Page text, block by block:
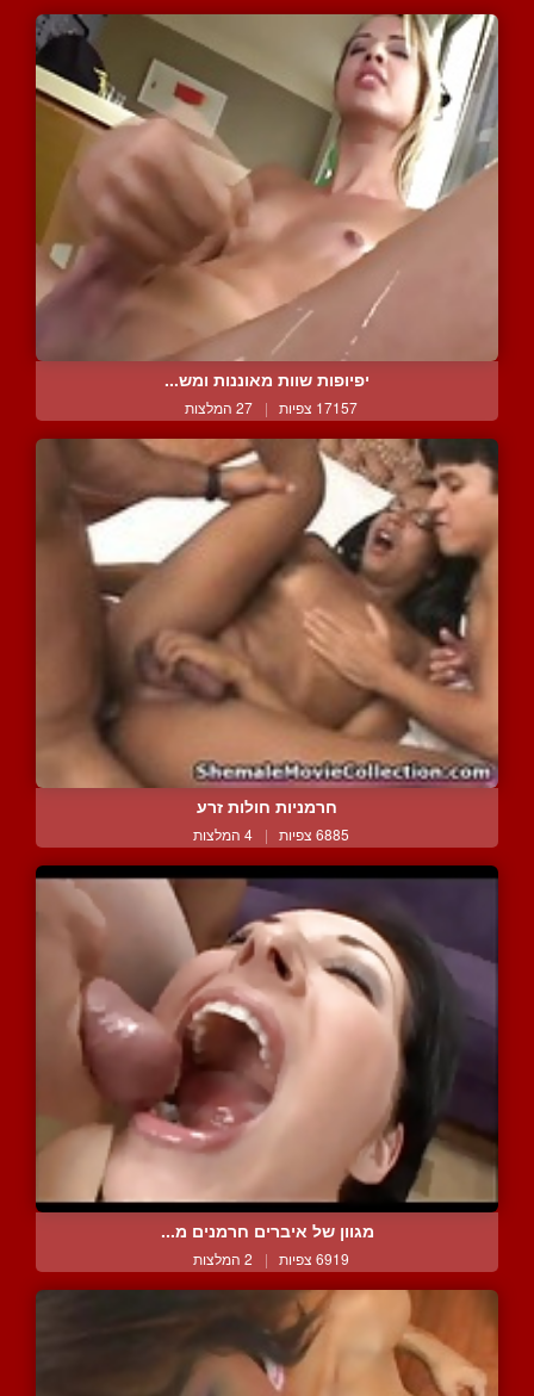
יפיופות שוות מאוננות ומש...
17157 צפיות | 27 המלצות
חרמניות חולות זרע
6885 צפיות | 4 המלצות
מגוון של איברים חרמנים מ...
6919 צפיות | 2 המלצות